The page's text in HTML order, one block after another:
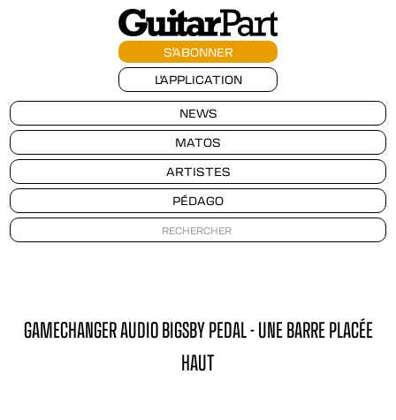
S'ABONNER
L'APPLICATION
NEWS
MATOS
ARTISTES
PÉDAGO
GAMECHANGER AUDIO BIGSBY PEDAL - UNE BARRE PLACÉE
HAUT